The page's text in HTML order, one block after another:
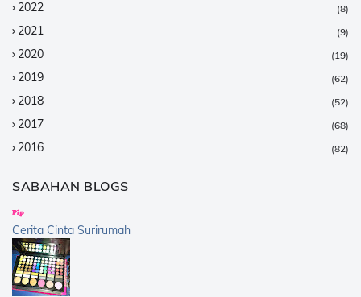
2022 (8)
2021 (9)
2020 (19)
2019 (62)
2018 (52)
2017 (68)
2016 (82)
2014
2013
2012
2011
2010
SABAHAN BLOGS
Cerita Cinta Surirumah